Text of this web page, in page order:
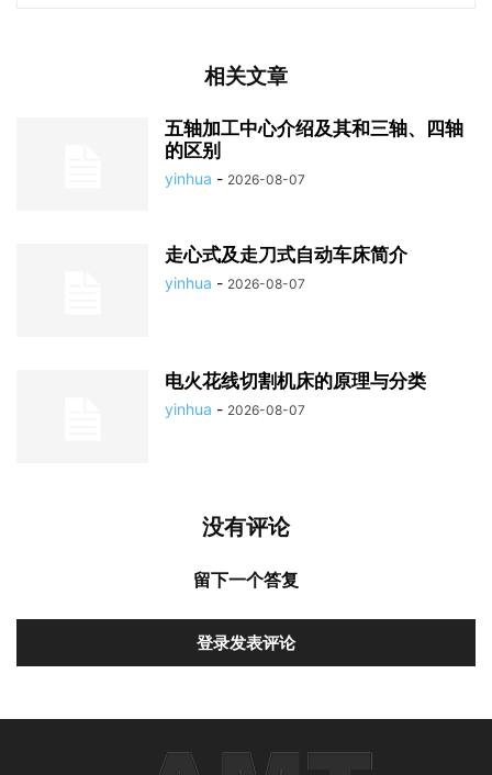
相关文章
五轴加工中心介绍及其和三轴、四轴
的区别
yinhua - 2026-08-07
走心式及走刀式自动车床简介
yinhua - 2026-08-07
电火花线切割机床的原理与分类
yinhua - 2026-08-07
没有评论
留下一个答复
登录发表评论